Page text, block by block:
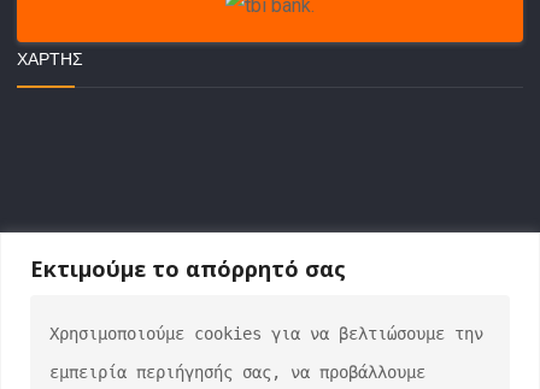
Εκτιμούμε το απόρρητό σας
Χρησιμοποιούμε cookies για να βελτιώσουμε την
εμπειρία περιήγησής σας, να προβάλλουμε
ΧΆΡΤΗΣ
ΕΠΙΚΟΙΝΩΝΙΑ